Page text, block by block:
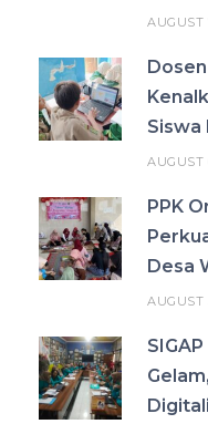
AUGUST
Siswa
AUGUST
PPK
Desa
AUGUST